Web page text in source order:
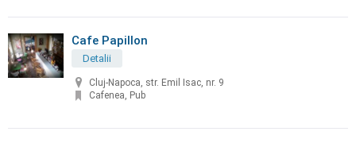
Cafe Papillon
Detalii
Cluj-Napoca, str. Emil Isac, nr. 9
Cafenea, Pub